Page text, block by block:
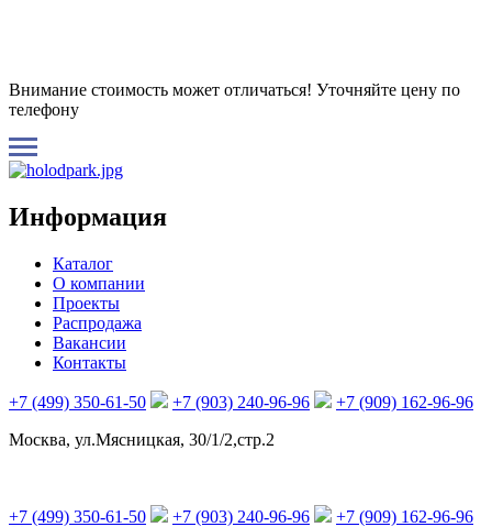
Внимание стоимость может отличаться! Уточняйте цену по
телефону
Информация
Каталог
О компании
Проекты
Распродажа
Вакансии
Контакты
+7 (499) 350-61-50 +7 (903) 240-96-96
+7 (909) 162-96-96
Москва, ул.Мясницкая, 30/1/2,стр.2
+7 (499) 350-61-50 +7 (903) 240-96-96 +7 (909) 162-96-96